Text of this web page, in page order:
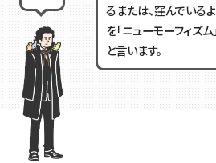
るまたは、窪んでいる
を「ニューモーフィズム
と言います。